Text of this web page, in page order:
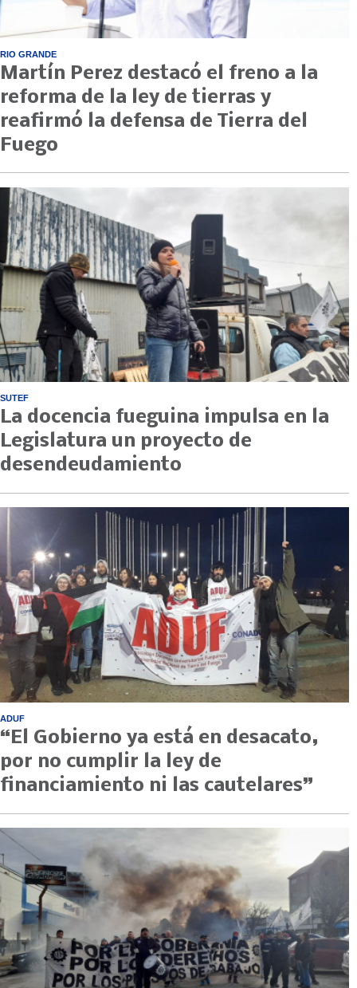
RIO GRANDE
Martín Perez destacó el freno a la
reforma de la ley de tierras y
reafirmó la defensa de Tierra del
Fuego
SUTEF
La docencia fueguina impulsa en la
Legislatura un proyecto de
desendeudamiento
ADUF
“El Gobierno ya está en desacato,
por no cumplir la ley de
financiamiento ni las cautelares”